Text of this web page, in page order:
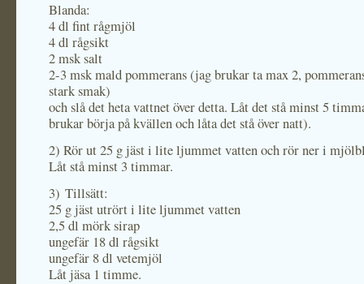
Blanda:
4 dl fint rågmjöl
4 dl rågsikt
2 msk salt
2-3 msk mald pommerans (jag brukar ta max 2,
stark smak)
och slå det heta vattnet över detta. Låt det stå minst 5
brukar börja på kvällen och låta det stå över natt).
2) Rör ut 25 g jäst i lite ljummet vatten och rör ner i
Låt stå minst 3 timmar.
3) Tillsätt:
25 g jäst utrört i lite ljummet vatten
2,5 dl mörk sirap
ungefär 18 dl rågsikt
ungefär 8 dl vetemjöl
Låt jäsa 1 timme.